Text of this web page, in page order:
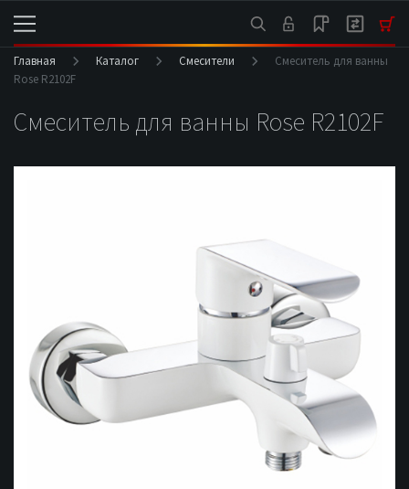
Главная Каталог Смесители
Смеситель для ванны
Rose R2102F
Смеситель для ванны Rose R2102F